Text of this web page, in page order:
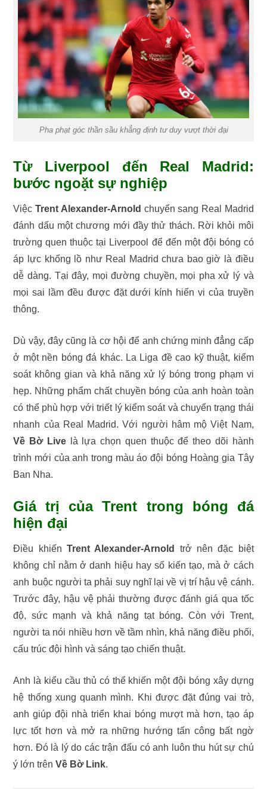
Pha phạt góc thần sầu khẳng định tư duy vượt thời đại
Từ Liverpool đến Real Madrid:
bước ngoặt sự nghiệp
ViệcTrent Alexander-Arnold chuyển sang Real Madrid
đánh dấu một chương mới đầy thử thách. Rời khỏi môi
trường quen thuộc tại Liverpool để đến một đội bóng có
áp lực khổng lồ như Real Madrid chưa bao giờ là điều
dễ dàng. Tại đây, mọi đường chuyền, mọi pha xử lý và
mọi sai lầm đều được đặt dưới kính hiển vi của truyền
thông.
Dù vậy, đây cũng là cơ hội để anh chứng minh đẳng cấp
ở một nền bóng đá khác. La Liga đề cao kỹ thuật, kiểm
soát không gian và khả năng xử lý bóng trong phạm vi
hẹp. Những phẩm chất chuyền bóng của anh hoàn toàn
có thể phù hợp với triết lý kiểm soát và chuyển trạng thái
nhanh của Real Madrid. Với người hâm mộ Việt Nam,
Về Bờ Livelà lựa chọn quen thuộc để theo dõi hành
trình mới của anh trong màu áo đội bóng Hoàng gia Tây
Ban Nha.
Giá trị của Trent trong bóng đá
hiện đại
Điều khiếnTrent Alexander-Arnold
trở nên đặc biệt
không chỉ nằm ở danh hiệu hay số kiến tạo, mà ở cách
anh buộc người ta phải suy nghĩ lại về vị trí hậu vệ cánh.
Trước đây, hậu vệ phải thường được đánh giá qua tốc
độ, sức mạnh và khả năng tạt bóng. Còn với Trent,
người ta nói nhiều hơn về tầm nhìn, khả năng điều phối,
cấu trúc đội hình và sáng tạo chiến thuật.
Anh là kiểu cầu thủ có thể khiến một đội bóng xây dựng
hệ thống xung quanh mình. Khi được đặt đúng vai trò,
anh giúp đội nhà triển khai bóng mượt mà hơn, tạo áp
lực tốt hơn và mở ra những hướng tấn công bất ngờ
hơn. Đó là lý do các trận đấu có anh luôn thu hút sự chú
ý lớn trênVề Bờ Link.